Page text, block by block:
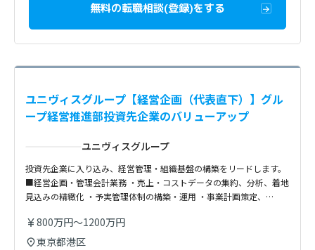
無料の転職相談(登録)をする
ユニヴィスグループ【経営企画（代表直下）】グル
ープ経営推進部投資先企業のバリューアップ
ユニヴィスグループ
投資先企業に入り込み、経営管理・組織基盤の構築をリードします。
■経営企画・管理会計業務 ・売上・コストデータの集約、分析、着地
見込みの精緻化 ・予実管理体制の構築・運用 ・事業計画策定、…
800万円～1200万円
東京都港区